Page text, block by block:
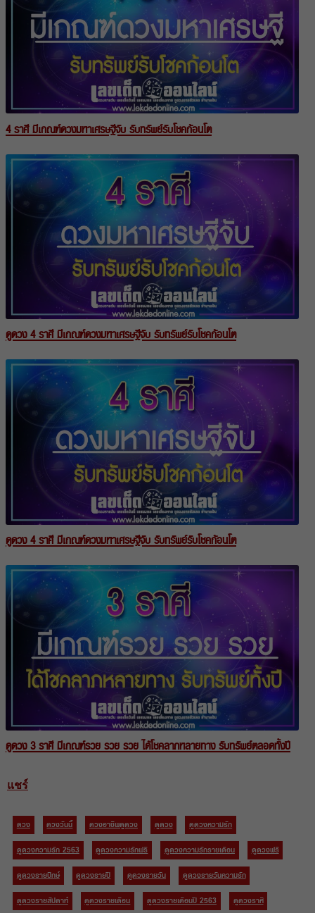
4 ราศี มีเกณฑ์ดวงมหาเศรษฐีจับ รับทรัพย์รับโชคก้อนโต
ดูดวง 4 ราศี มีเกณฑ์ดวงมหาเศรษฐีจับ รับทรัพย์รับโชคก้อนโต
ดูดวง 4 ราศี มีเกณฑ์ดวงมหาเศรษฐีจับ รับทรัพย์รับโชคก้อนโต
ดูดวง 3 ราศี มีเกณฑ์รวย รวย รวย ได้โชคลาภหลายทาง รับทรัพย์ตลอดทั้งปี
แชร์
ดวง ดวงวันนี้ ดวงอาชีพดูดวง ดูดวง
ดูดวงความรัก
ดูดวงความรัก 2563
ดูดวงความรักฟรี ดูดวงความรักรายเดือน
ดูดวงฟรี
ดูดวงรายปักษ์
ดูดวงรายปี ดูดวงรายวัน
ดูดวงรายวันความรัก
ดูดวงรายสัปดาห์
ดูดวงรายเดือน ดูดวงรายเดือนปี 2563
ดูดวงราศี